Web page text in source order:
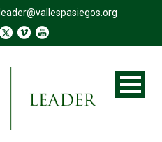
leader@vallespasiegos.org